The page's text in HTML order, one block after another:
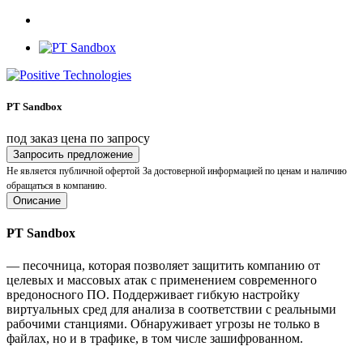
PT Sandbox
под заказ цена по запросу
Запросить предложение
Не является публичной офертой За достоверной информацией по ценам и наличию
обращаться в компанию.
Описание
PT Sandbox
— песочница, которая позволяет защитить компанию от
целевых и массовых атак с применением современного
вредоносного ПО. Поддерживает гибкую настройку
виртуальных сред для анализа в соответствии с реальными
рабочими станциями. Обнаруживает угрозы не только в
файлах, но и в трафике, в том числе зашифрованном.